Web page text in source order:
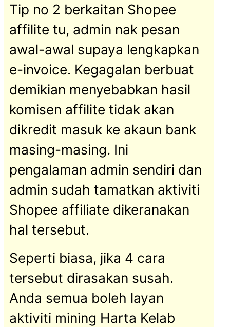
Tip no 2 berkaitan Shopee
affilite tu, admin nak pesan
awal-awal supaya lengkapkan
e-invoice. Kegagalan berbuat
demikian menyebabkan hasil
komisen affilite tidak akan
dikredit masuk ke akaun bank
masing-masing. Ini
pengalaman admin sendiri dan
admin sudah tamatkan aktiviti
Shopee affiliate dikeranakan
hal tersebut.
Seperti biasa, jika 4 cara
tersebut dirasakan susah.
Anda semua boleh layan
aktiviti mining Harta Kelab